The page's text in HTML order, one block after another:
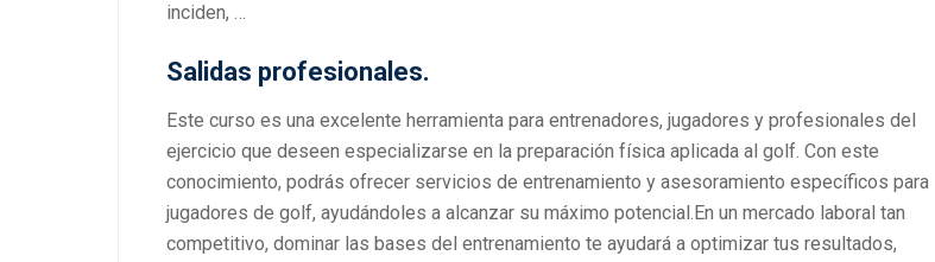
inciden, …
Salidas profesionales.
Este curso es una excelente herramienta para entrenadores, jugadores y profesionales del
ejercicio que deseen especializarse en la preparación física aplicada al golf. Con este
conocimiento, podrás ofrecer servicios de entrenamiento y asesoramiento específicos para
jugadores de golf, ayudándoles a alcanzar su máximo potencial.En un mercado laboral tan
competitivo, dominar las bases del entrenamiento te ayudará a optimizar tus resultados,